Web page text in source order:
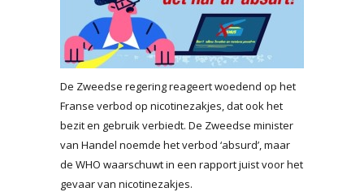
De Zweedse regering reageert woedend op het
Franse verbod op nicotinezakjes, dat ook het
bezit en gebruik verbiedt. De Zweedse minister
van Handel noemde het verbod ‘absurd’, maar
de WHO waarschuwt in een rapport juist voor het
gevaar van nicotinezakjes.